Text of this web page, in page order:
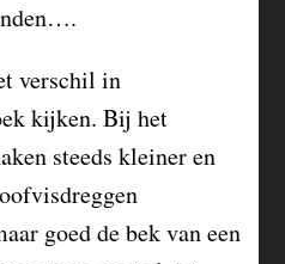
verschil in
kijken. Bij het
steeds kleiner en
goed de bek van een